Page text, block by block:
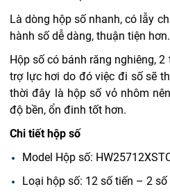
Là dòng hộp số nhanh, có lẫy
hành số dễ dàng, thuận tiện hơn.
Hộp số có bánh răng nghiêng,
trợ lực hơi do đó việc đi số sẽ
thời đây là hộp số vỏ nhôm
độ bền, ổn đinh tốt hơn.
Chi tiết hộp số
Model Hộp số:
Loại hộp số: 12 số tiến – 2 số